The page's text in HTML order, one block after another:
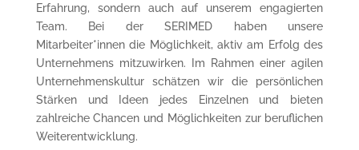
Erfahrung, sondern auch auf unserem engagierten
Team. Bei der SERIMED haben unsere
Mitarbeiter*innen die Möglichkeit, aktiv am Erfolg des
Unternehmens mitzuwirken. Im Rahmen einer agilen
Unternehmenskultur schätzen wir die persönlichen
Stärken und Ideen jedes Einzelnen und bieten
zahlreiche Chancen und Möglichkeiten zur beruflichen
Weiterentwicklung.